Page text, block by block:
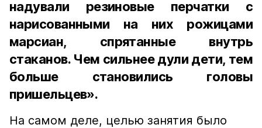
надували резиновые перчатки с
нарисованными на них рожицами
марсиан, спрятанные внутрь
стаканов. Чем сильнее дули дети, тем
больше становились головы
пришельцев».
На самом деле, целью занятия было